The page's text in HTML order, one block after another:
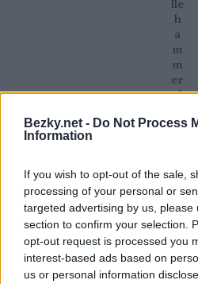
Bezky.net - Do Not Process
Information
If you wish to opt-out of the sale,
processing of your personal or
targeted advertising by us, please
section to confirm your selection.
opt-out request is processed you
interest-based ads based on
us or personal information
lle
h
a
m
m
er
d
p
ču
d
n
ě
st